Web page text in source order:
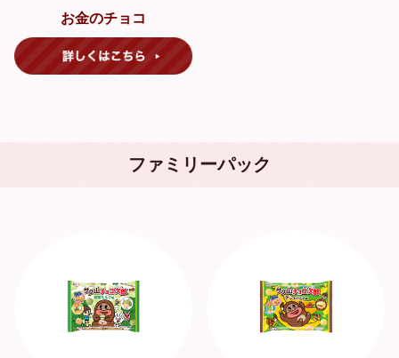
お金のチョコ
ファミリーパック